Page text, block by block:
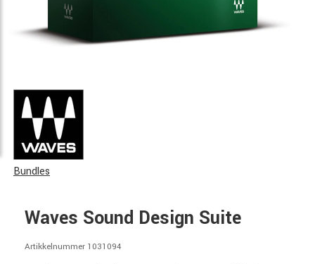
Bundles
Waves Sound Design Suite
Artikkelnummer 1031094